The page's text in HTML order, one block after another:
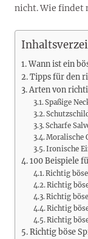
nicht. Wie findet
Wann ist ein
Tipps für den
Arten von
Spaßige
Scharfe
Moralische
Ironische
100 Beispiele
Richtig
Richtig
Richtig
Richtig
Richtig
Richtig böse